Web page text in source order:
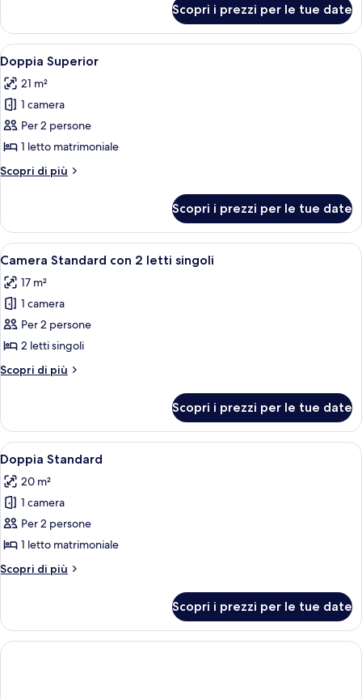
letto
singolo
Superior,
letto
singolo
Scopri i prezzi per le tue date
Apri
tutte
le
foto
per
Doppia
Superior
Camera d'albergo con un letto e
9
Doppia Superior
21 m²
1 camera
Per 2 persone
1 letto matrimoniale
Scopri di più
Altri
Superior
Scopri i prezzi per le tue date
Apri
tutte
le
foto
per
Camera
Standard
con
letti
singoli
Una camera d'albergo con un letto,
5
Camera Standard con 2 letti singoli
17 m²
1 camera
Per 2 persone
2 letti singoli
Scopri di più
Altri
Standard
con
2
letti
singoli
Scopri i prezzi per le tue date
Apri
tutte
le
foto
per
Doppia
Standard
Una camera d'albergo con un letto,
7
Doppia Standard
20 m²
1 camera
Per 2 persone
1 letto matrimoniale
Scopri di più
Altri
Standard
Scopri i prezzi per le tue date